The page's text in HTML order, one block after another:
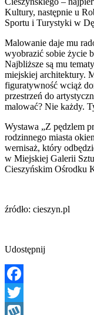
Kultury, następnie u
Sportu i Turystyki w
Malowanie daje mu
wyobrazić sobie życie
Najbliższe są mu
miejskiej architektury.
figuratywność wciąż
przestrzeń do
malować? Nie każdy.
Wystawa „Z pędzlem
rodzinnego miasta
wernisaż, który
w Miejskiej Galerii
Cieszyńskim Ośrodku
źródło: cieszyn.pl
Udostępnij
Facebook
Twitter